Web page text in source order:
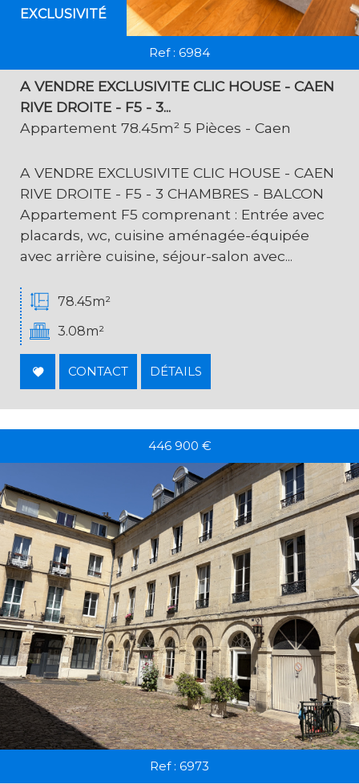
EXCLUSIVITÉ
Ref : 6984
A VENDRE EXCLUSIVITE CLIC HOUSE - CAEN
RIVE DROITE - F5 - 3...
Appartement 78.45m² 5 Pièces - Caen
A VENDRE EXCLUSIVITE CLIC HOUSE - CAEN
RIVE DROITE - F5 - 3 CHAMBRES - BALCON
Appartement F5 comprenant : Entrée avec
placards, wc, cuisine aménagée-équipée
avec arrière cuisine, séjour-salon avec...
78.45m²
3.08m²
CONTACT DÉTAILS
446 900 €
Ref : 6973